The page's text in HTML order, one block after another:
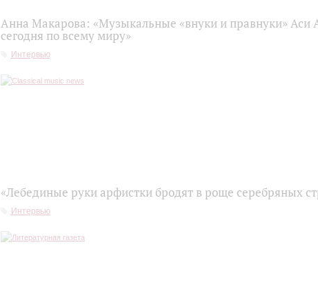
Анна Макарова: «Музыкальные «внуки и правнуки» Аси
сегодня по всему миру»
Интервью
«Лебединые руки арфистки бродят в роще серебряных
Интервью